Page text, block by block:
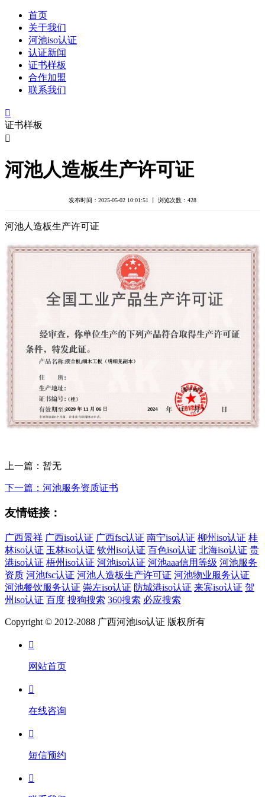
首页
关于我们
河池iso认证
认证新闻
证书样板
合作加盟
联系我们

证书样板

河池人造板生产许可证
发布时间：2025-05-02 10:01:51 丨 浏览次数： 428
河池人造板生产许可证
上一篇：暂无
下一篇：河池服务资质证书
友情链接：
广西景祥 广西iso认证 广西fsc认证 南宁iso认证 柳州iso认证 桂
林iso认证 玉林iso认证 钦州iso认证 百色iso认证 北海iso认证 贵
港iso认证 梧州iso认证 河池iso认证 河池aaa信用等级 河池服务
资质 河池fsc认证 河池人造板生产许可证 河池物业服务认证
河池餐饮服务认证 崇左iso认证 防城港iso认证 来宾iso认证 贺
州iso认证 百度 搜狗搜索 360搜索 必应搜索
Copyright © 2012-2088 广西河池iso认证 版权所有

网站首页

在线咨询

短信预约
